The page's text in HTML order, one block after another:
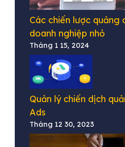
Các chiến lược quảng
doanh nghiệp nhỏ
Tháng 1 15, 2024
Quản lý chiến dịch
Ads
Tháng 12 30, 2023